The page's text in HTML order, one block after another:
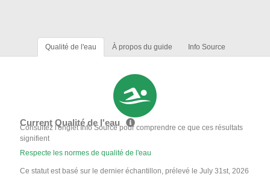
Qualité de l'eau À propos du guide Info Source
Current Qualité de l'eau
Consultez l'onglet Info Source pour comprendre ce que ces résultats
signifient
Respecte les normes de qualité de l'eau
Ce statut est basé sur le dernier échantillon, prélevé le July 31st, 2026